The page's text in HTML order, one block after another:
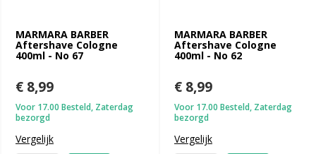
MARMARA BARBER
Aftershave Cologne
400ml - No 67
€ 8,99
Voor 17.00 Besteld, Zaterdag
bezorgd
Vergelijk
MARMARA BARBER
Aftershave Cologne
400ml - No 62
€ 8,99
Voor 17.00 Besteld, Zaterdag
bezorgd
Vergelijk